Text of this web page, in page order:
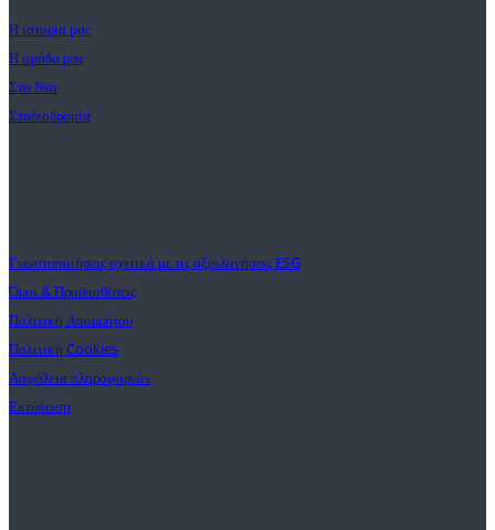
Η ιστορία μας
Η ομάδα μας
Στα Νέα
Σταδιοδρομία
Γνωστοποιήσεις σχετικά με τις αξιολογήσεις ESG
Όροι & Προϋποθέσεις
Πολιτική Απορρήτου
Πολιτική Cookies
Ασφάλεια πληροφοριών
Εκτύπωση